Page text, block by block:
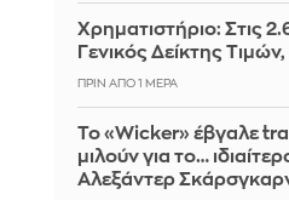
Χρηματιστήριο: Στις
Γενικός Δείκτης
ΠΡΙΝ ΑΠΌ 1 ΜΈΡΑ
Το «Wicker» έβγαλε
μιλούν για το…
Αλεξάντερ